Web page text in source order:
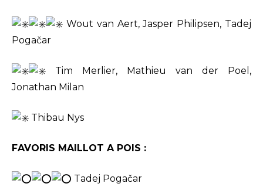
Wout van Aert, Jasper Philipsen, Tadej
Pogačar
Tim Merlier, Mathieu van der Poel,
Jonathan Milan
Thibau Nys
FAVORIS MAILLOT A POIS :
Tadej Pogačar